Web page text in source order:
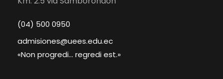
(04) 500 0950
admisiones@uees.edu.ec
«Non progredi... regredi est.»